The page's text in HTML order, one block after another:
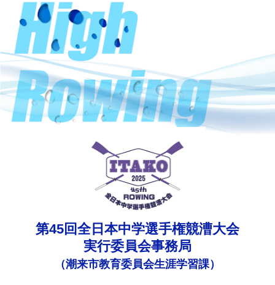
第45回全日本中学選手権競漕大会
実行委員会事務局
（潮来市教育委員会生涯学習課）